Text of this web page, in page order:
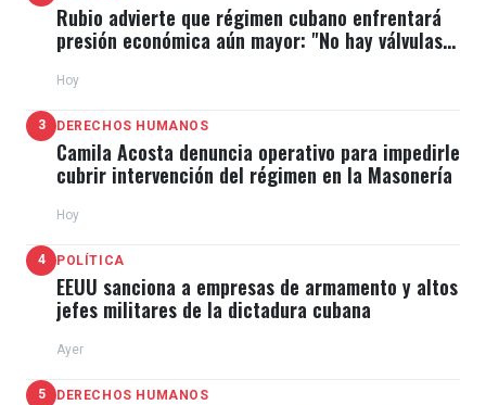
Rubio advierte que régimen cubano enfrentará
presión económica aún mayor: "No hay válvulas
Hoy
3 DERECHOS HUMANOS
Camila Acosta denuncia operativo para impedirle
cubrir intervención del régimen en la Masonería
Hoy
4 POLÍTICA
EEUU sanciona a empresas de armamento y altos
jefes militares de la dictadura cubana
Ayer
5 DERECHOS HUMANOS